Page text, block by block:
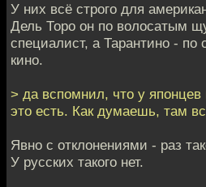
У них всё строго для
Дель Торо он по волосатым
специалист, а Тарантино - по
кино.
> да вспомнил, что у
это есть. Как думаешь, там
Явно с отклонениями - раз
У русских такого нет.